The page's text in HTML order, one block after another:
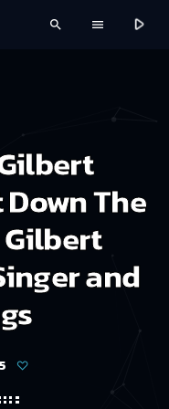
search menu play_arrow
Down The
and
5